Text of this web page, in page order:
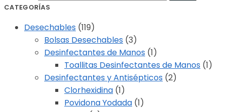
CATEGORÍAS
Desechables (119)
Bolsas Desechables (3)
Desinfectantes de Manos (1)
Toallitas Desinfectantes de Manos (1)
Desinfectantes y Antisépticos (2)
Clorhexidina (1)
Povidona Yodada (1)